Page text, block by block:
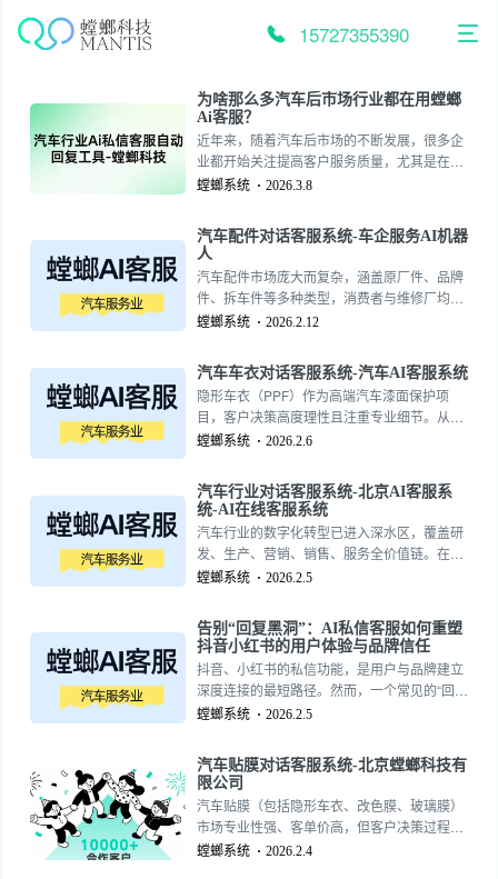
15727355390
为啥那么多汽车后市场行业都在用螳螂
Ai客服？
近年来，随着汽车后市场的不断发展，很多企
业都开始关注提高客户服务质量，尤其是在售
后服务和消费者沟通方面。螳螂AI客服凭借其
后市场企业的首选。本文将深入探讨螳螂AI客
服在汽车后市场的应用、优势以及未来发展趋
势。15727355390
螳螂系统 2026.3.8
汽车配件对话客服系统-车企服务AI机器
人
汽车配件市场庞大而复杂，涵盖原厂件、品牌
件、拆车件等多种类型，消费者与维修厂均面
临找件难、辨件难、询价慢的困境。对于车企
是提升售后满意度与营收的关键。“汽车配件对
话客服系统”，通常以“车企服务AI机器人”的形
式嵌入服务体系，旨在打造一个智能、精准、
高效的配件服务数字接口。15727355390
螳螂系统 2026.2.12
汽车车衣对话客服系统-汽车AI客服系统
隐形车衣（PPF）作为高端汽车漆面保护项
目，客户决策高度理性且注重专业细节。从材
质鉴别、车型适配、施工工艺到售后保障，每
沟通模式已难以满足新一代消费者的信息渴
望。“汽车车衣对话客服系统”，作为专业的汽
车AI客服系统分支，致力于在客户决策的每个
环节提供权威、透明、即时的智能支持，重塑
高端汽车服务业的客户咨询体验。
15727355390
螳螂系统 2026.2.6
汽车行业对话客服系统-北京AI客服系
统-AI在线客服系统
汽车行业的数字化转型已进入深水区，覆盖研
发、生产、营销、销售、服务全价值链。在此
背景下，客户交互作为直接面向终端用户的触
能强大的“汽车行业对话客服系统”，例如源于
北京AI客服系统的先进解决方案，需要具备高
度的行业适配性与场景化能力，以支撑汽车品
牌复杂的全域客户互动需求。
螳螂系统 2026.2.5
告别“回复黑洞”：AI私信客服如何重塑
抖音小红书的用户体验与品牌信任
抖音、小红书的私信功能，是用户与品牌建立
深度连接的最短路径。然而，一个常见的“回复
黑洞”——即用户发送私信后石沉大海、久无回
果。当精心策划的内容吸引了海量关注，却因
后端服务脱节而让用户体验止步于私信框时，
所有的投入都可能在最后一公里功亏一篑。引
入对接平台的AI在线客服系统，正是为了彻底
消灭这个“黑洞”，用确定性服务重塑用户体
验，夯实品牌信任基石。
螳螂系统 2026.2.5
汽车贴膜对话客服系统-北京螳螂科技有
限公司
汽车贴膜（包括隐形车衣、改色膜、玻璃膜）
市场专业性强、客单价高，但客户决策过程复
杂，极度依赖专业咨询。传统门店依赖销售顾
螳螂系统 2026.2.4